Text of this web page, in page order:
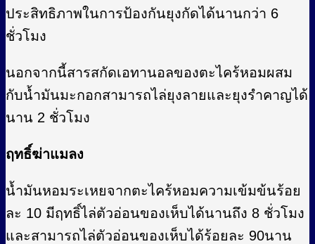
ประสิทธิภาพในการป้องกันยุงกัดได้นานกว่า 6
ชั่วโมง
นอกจากนี้สารสกัดเอทานอลของตะไคร้หอมผสม
กับน้ำมันมะกอกสามารถไล่ยุงลายและยุงรำคาญได้
นาน 2 ชั่วโมง
ฤทธิ์ฆ่าแมลง
น้ำมันหอมระเหยจากตะไคร้หอมความเข้มข้นร้อย
ละ 10 มีฤทธิ์ไล่ตัวอ่อนของเห็บได้นานถึง 8 ชั่วโมง
และสามารถไล่ตัวอ่อนของเห็บได้ร้อยละ 90นาน